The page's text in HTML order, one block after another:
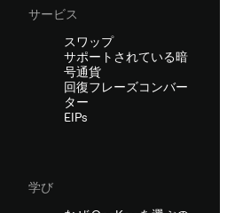
サービス
スワップ
サポートされている暗
号通貨
回復フレーズコンバー
ター
EIPs
学び